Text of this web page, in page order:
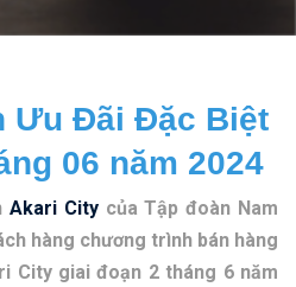
Ưu Đãi Đặc Biệt
06 năm 2024
Akari Citycủa Tập đoàn Nam
hàng chương trình bán hàng
City giai đoạn 2 tháng 6 năm